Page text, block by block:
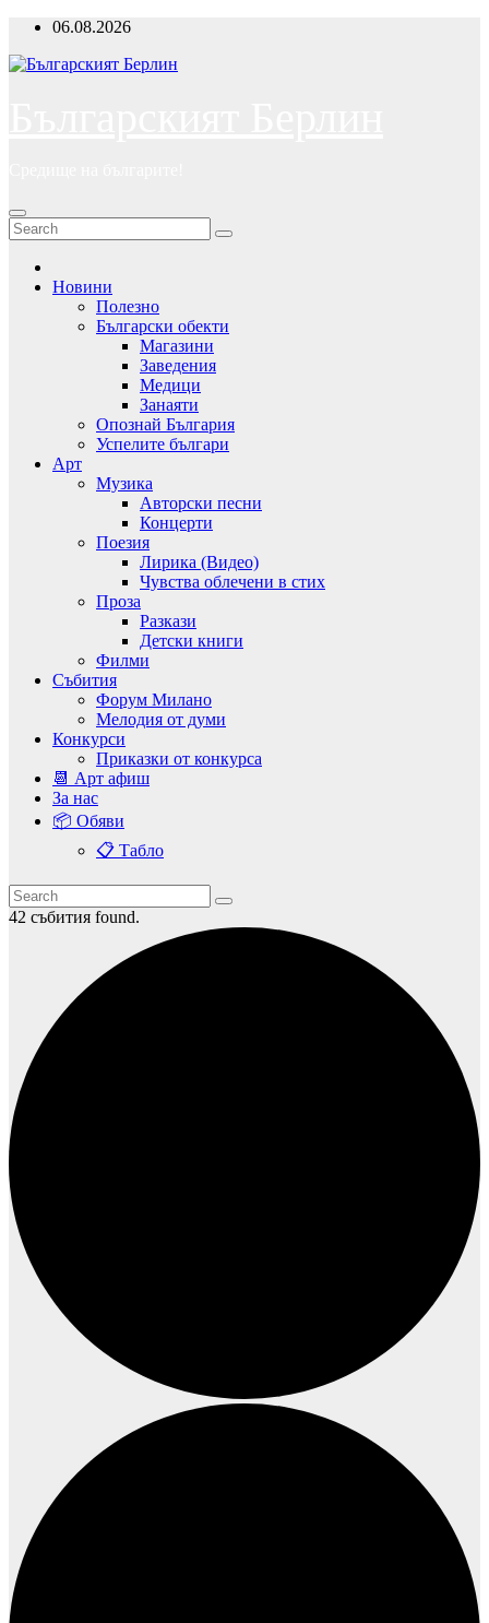
Skip
content
06.08.2026
Новини
Полезно
Български обекти
Магазини
Заведения
Медици
Занаяти
Опознай България
Успелите българи
Арт
Музика
Авторски песни
Концерти
Поезия
Лирика (Видео)
Чувства облечени в стих
Проза
Разкази
Детски книги
Филми
Събития
Форум Милано
Мелодия от думи
Конкурси
Приказки от конкурса
📆 Арт афиш
За нас
📦 Обяви
📋 Табло
42 събития found.